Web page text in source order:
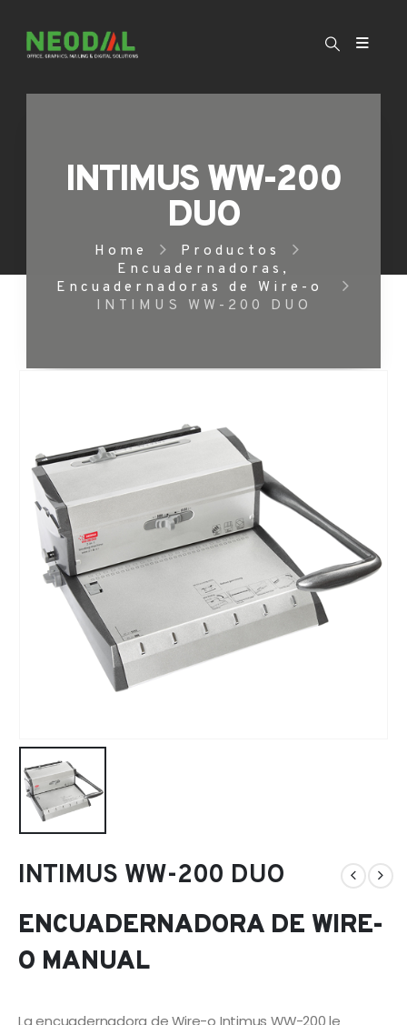
INTIMUS WW-200
DUO
Home
Productos
Encuadernadoras ,
Encuadernadoras de Wire-o
INTIMUS WW-200 DUO
INTIMUS WW-200 DUO
ENCUADERNADORA DE WIRE-
O MANUAL
La encuadernadora de Wire-o Intimus WW-200 le